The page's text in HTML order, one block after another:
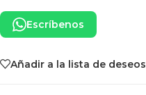
Escríbenos
Añadir a la lista de deseos